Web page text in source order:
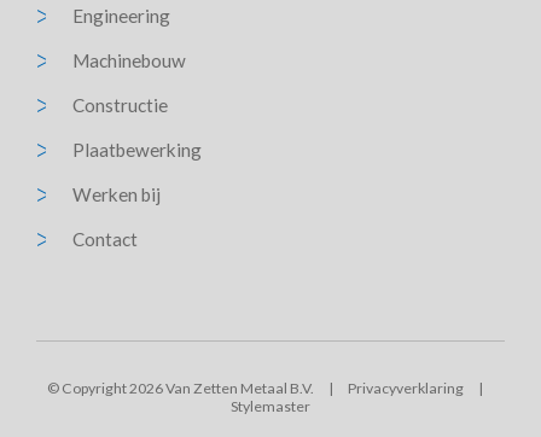
Engineering
Machinebouw
Constructie
Plaatbewerking
Werken bij
Contact
© Copyright 2026 Van Zetten Metaal B.V. | Privacyverklaring
|
Stylemaster